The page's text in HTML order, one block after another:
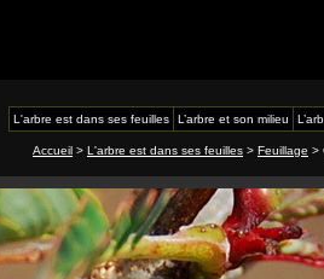
L'arbre est dans ses feuilles L’arbre et son milieu
Accueil > L'arbre est dans ses feuilles > Feuillage >